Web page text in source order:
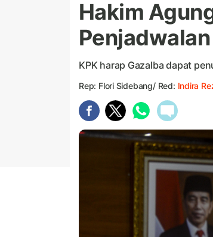
Hakim
KPK harap Gazalba dapat
Rep: Flori Sidebang/ Red: Indira